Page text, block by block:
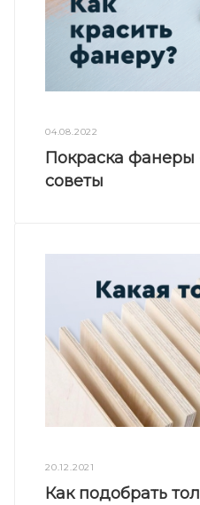
04.08.2022
Покраска фанеры
советы
20.12.2021
Как подобрать